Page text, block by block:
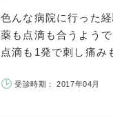
色んな病院に行った
薬も点滴も合うよう
点滴も1発で刺し痛み
受診時期： 2017年04月